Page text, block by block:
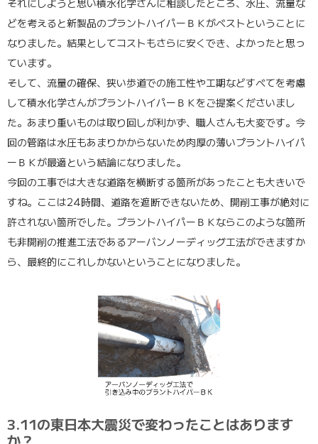
それにしようと思い積水化学さんに相談したところ、水圧、流量な
どを考えると新製品のプラントハイパーＢＫがベストということに
なりました。結果としてコストもさらに安くでき、よかったと思っ
ています。
そして、流量の確保、狭い歩道での施工性や工期などすべてを考慮
して積水化学さんがプラントハイパーＢＫをご提案くださいまし
た。あまり重いものは取り回しが利かず、職人さんも大変です。今
回の管路は水圧もあまりかからないため肉厚の薄いプラントハイパ
ーＢＫが最適という結論になりました。
今回の工事では大きな道路を横断する箇所があったことも大きいで
すね。ここは24時間、道路を遮断できないため、開削工事が絶対に
許されない箇所でした。プラントハイパーＢＫならこのような箇所
も非開削の推進工法であるアーバンノーディッグ工法ができますか
ら、最終的にこれしかないということになりました。
3.11の東日本大震災で変わったことはあります